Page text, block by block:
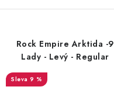
Rock Empire Arktida -9
Lady - Levý - Regular
9 %